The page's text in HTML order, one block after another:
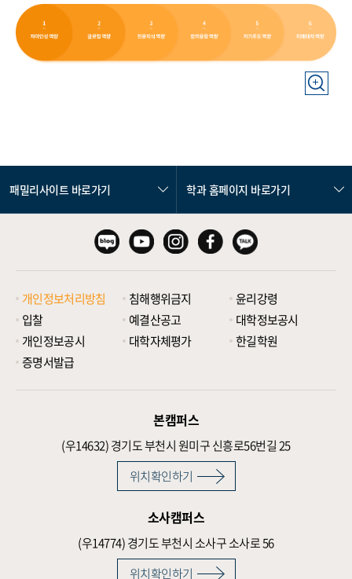
패밀리사이트 바로가기 학과 홈페이지 바로가기
개인정보처리방침 침해행위금지
윤리강령
입찰
예결산공고
대학정보공시
개인정보공시
대학자체평가
한길학원
증명서발급
본캠퍼스
(우14632)경기도 부천시 원미구 신흥로56번길 25
위치확인하기
소사캠퍼스
(우14774)경기도 부천시 소사구 소사로 56
위치확인하기